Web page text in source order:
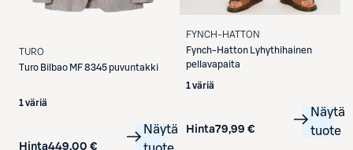
TURO
Turo Bilbao MF 8345 puvuntakki
1 väriä
Hinta449,00 €
Näytä
FYNCH-HATTON
Fynch-Hatton
Lyhythihainen
pellavapaita
1 väriä
Hinta79,99 €
Näytä
tuote